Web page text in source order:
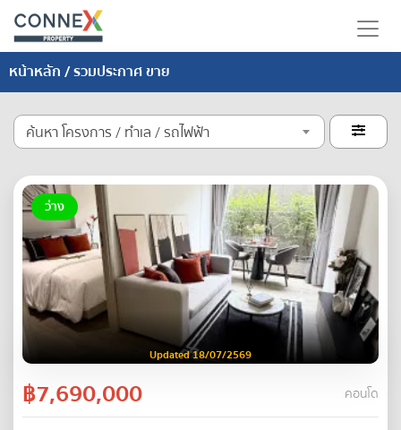
หน้าหลัก/ รวมประกาศ ขาย
ค้นหา โครงการ / ทำเล / รถไฟฟ้า 
ว่าง
Updated 18/07/2569
฿7,690,000 คอนโด